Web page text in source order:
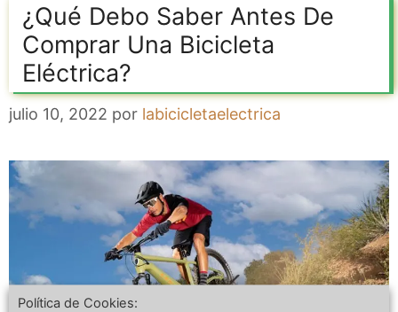
¿Qué Debo Saber Antes De
Comprar Una Bicicleta
Eléctrica?
julio 10, 2022 por labicicletaelectrica
Política de Cookies: